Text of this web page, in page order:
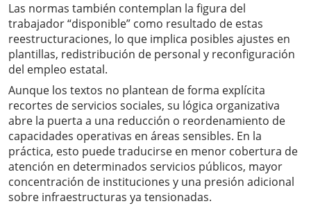
Las normas también contemplan la figura del
trabajador “disponible” como resultado de estas
reestructuraciones, lo que implica posibles ajustes en
plantillas, redistribución de personal y reconfiguración
del empleo estatal.
Aunque los textos no plantean de forma explícita
recortes de servicios sociales, su lógica organizativa
abre la puerta a una reducción o reordenamiento de
capacidades operativas en áreas sensibles. En la
práctica, esto puede traducirse en menor cobertura de
atención en determinados servicios públicos, mayor
concentración de instituciones y una presión adicional
sobre infraestructuras ya tensionadas.